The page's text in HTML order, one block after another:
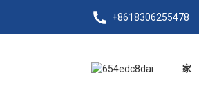
+8618306255478
家